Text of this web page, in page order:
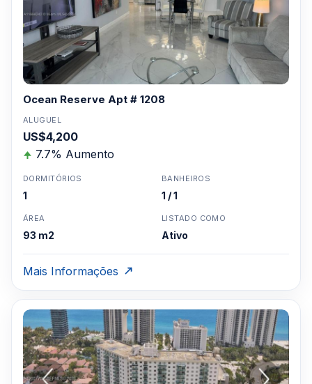
Ocean Reserve Apt # 1208
ALUGUEL
US$4,200
7.7% Aumento
DORMITÓRIOS
1
BANHEIROS
1 / 1
ÁREA
93 m2
LISTADO COMO
Ativo
Mais Informações